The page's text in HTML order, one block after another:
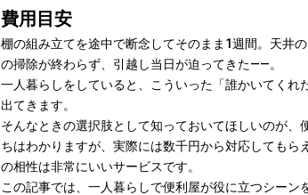
費用目安
棚の組み立てを途中で断念してそのまま1週間。天井
の掃除が終わらず、引越し当日が迫ってきた——。
一人暮らしをしていると、こういった「誰かいてくれ
出てきます。
そんなときの選択肢として知っておいてほしいのが
ちはわかりますが、実際には数千円から対応しても
の相性は非常にいいサービスです。
この記事では、一人暮らしで便利屋が役に立つシーン